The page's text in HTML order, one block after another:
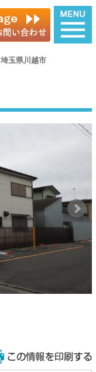
埼玉県川越市